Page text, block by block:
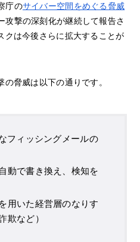
庁のサイバー空間をめぐる脅威
攻撃の深刻化が継続して報告さ
クは今後さらに拡大することが
脅威は以下の通りです。
フィッシングメールの
動で書き換え、検知を
用いた経営層のなりす
欺など）